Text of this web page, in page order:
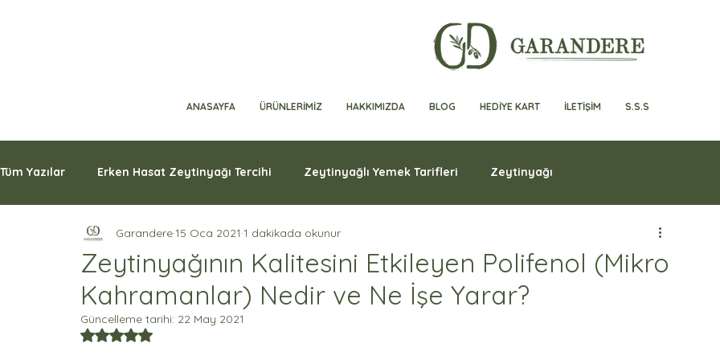
ANASAYFA ÜRÜNLERİMİZ HAKKIMIZDA BLOG HEDİYE KART İLETİŞİM S.S.S
Tüm Yazılar Erken Hasat Zeytinyağı Tercihi Zeytinyağlı Yemek Tarifleri Zeytinyağı
Zeytinyağının Kalitesini Etkileyen Polifenol (Mikro
Kahramanlar) Nedir ve Ne İşe Yarar?
Garandere15 Oca 2021 1 dakikada okunur
Güncelleme tarihi: 22 May 2021
5 üzerinden NaN yıldız